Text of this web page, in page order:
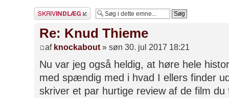
Skriv et svar
Re: Knud Thieme
af knockabout » søn 30. jul 2017 18:21
Nu var jeg også heldig, at høre hele
med spændig med i hvad I ellers finder
skriver et par hurtige review af de film